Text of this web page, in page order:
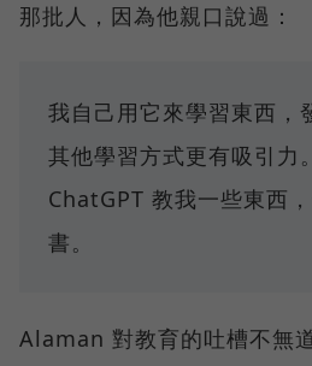
那批人，因為他親口說過：
我自己用它來學習東西，
其他學習方式更有吸引力
ChatGPT 教我一些東西
書。
Alaman 對教育的吐槽不無